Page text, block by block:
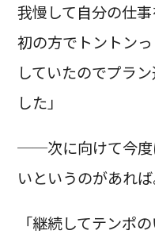
我慢して自分の仕
初の方でトントン
していたのでプラ
した」
──次に向けて今度
いというのがあれば
「継続してテンポ